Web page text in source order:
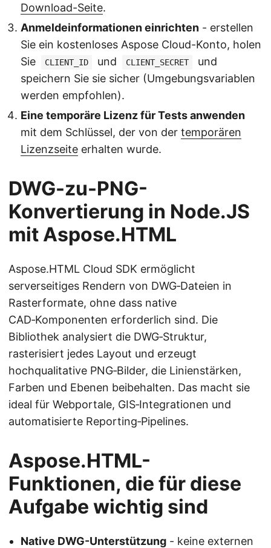
Download-Seite.
Anmeldeinformationen einrichten - erstellen
Sie ein kostenloses Aspose Cloud-Konto, holen
Sie
CLIENT_ID und CLIENT_SECRET
und
speichern Sie sie sicher (Umgebungsvariablen
werden empfohlen).
Eine temporäre Lizenz für Tests anwenden
mit dem Schlüssel, der von der temporären
Lizenzseite erhalten wurde.
DWG-zu-PNG-
Konvertierung in Node.JS
mit Aspose.HTML
Aspose.HTML Cloud SDK ermöglicht
serverseitiges Rendern von DWG‑Dateien in
Rasterformate, ohne dass native
CAD‑Komponenten erforderlich sind. Die
Bibliothek analysiert die DWG‑Struktur,
rasterisiert jedes Layout und erzeugt
hochqualitative PNG‑Bilder, die Linienstärken,
Farben und Ebenen beibehalten. Das macht sie
ideal für Webportale, GIS‑Integrationen und
automatisierte Reporting‑Pipelines.
Aspose.HTML-
Funktionen, die für diese
Aufgabe wichtig sind
Native DWG-Unterstützung - keine externen